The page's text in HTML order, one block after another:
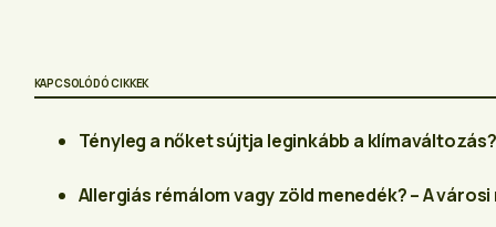
KAPCSOLÓDÓ CIKKEK
Tényleg a nőket sújtja leginkább a
Allergiás rémálom vagy zöld menedék? – A